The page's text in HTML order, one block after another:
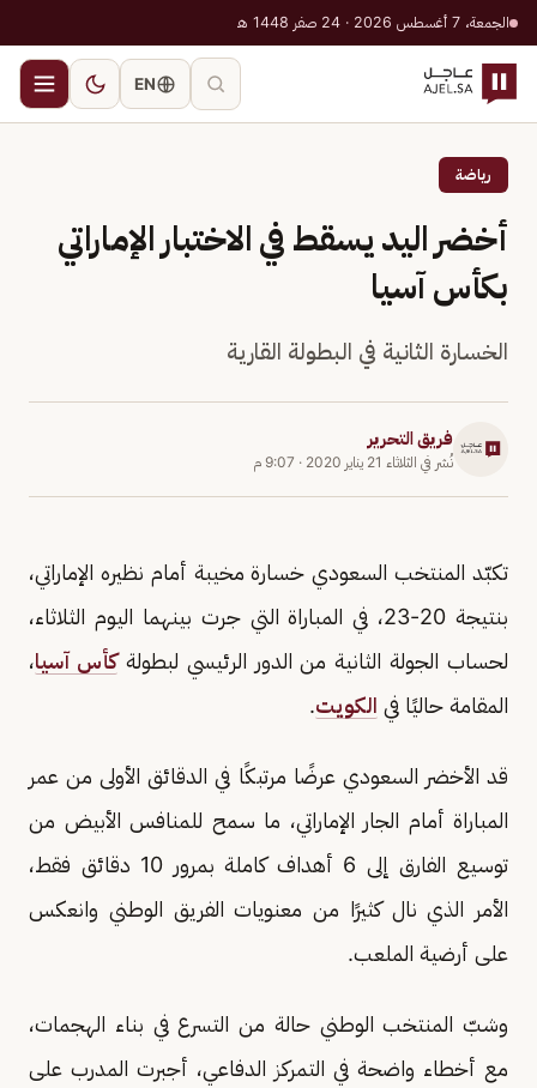
الجمعة، 7 أغسطس 2026 · 24 صفر 1448 هـ
EN
رياضة
أخضر اليد يسقط في الاختبار الإماراتي
بكأس آسيا
الخسارة الثانية في البطولة القارية
فريق التحرير
نُشر في الثلاثاء 21 يناير 2020 · 9:07 م
تكبّد المنتخب السعودي خسارة مخيبة أمام نظيره الإماراتي،
بنتيجة 20-23، في المباراة التي جرت بينهما اليوم الثلاثاء،
لحساب الجولة الثانية من الدور الرئيسي لبطولةكأس آسيا،
المقامة حاليًا في الكويت.
قد الأخضر السعودي عرضًا مرتبكًا في الدقائق الأولى من عمر
المباراة أمام الجار الإماراتي، ما سمح للمنافس الأبيض من
توسيع الفارق إلى 6 أهداف كاملة بمرور 10 دقائق فقط،
الأمر الذي نال كثيرًا من معنويات الفريق الوطني وانعكس
على أرضية الملعب.
وشبّ المنتخب الوطني حالة من التسرع في بناء الهجمات،
مع أخطاء واضحة في التمركز الدفاعي، أجبرت المدرب على